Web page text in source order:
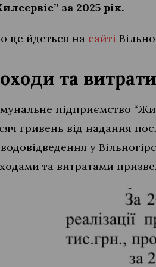
за 2025 рік.
це йдеться на сайті
та
підприємство
гривень від надання
у
та витратами